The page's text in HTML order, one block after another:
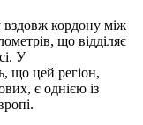
вздовж кордону між
що відділяє
У
що цей регіон,
є однією із